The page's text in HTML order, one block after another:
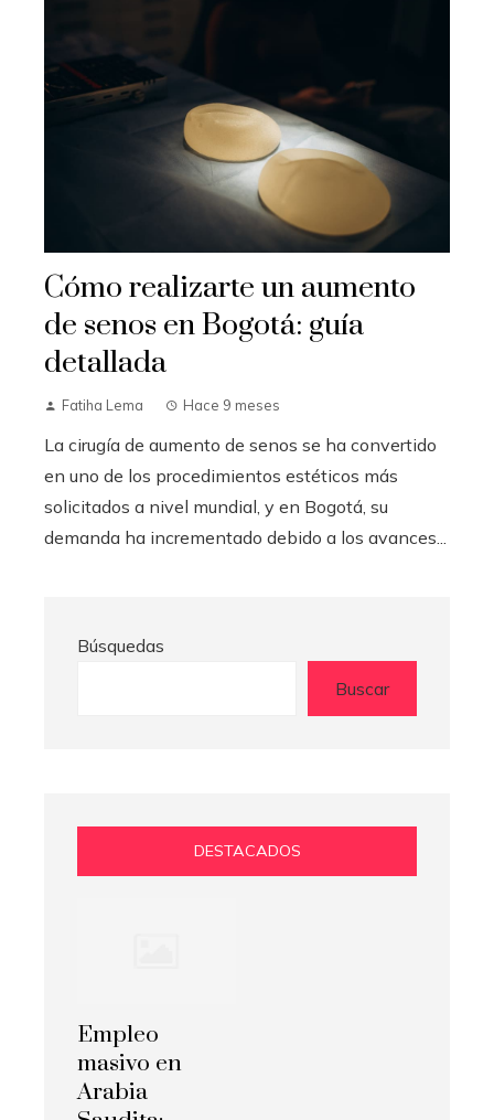
Cómo realizarte un aumento
de senos en Bogotá: guía
detallada
Fatiha Lema Hace 9 meses
La cirugía de aumento de senos se ha convertido
en uno de los procedimientos estéticos más
solicitados a nivel mundial, y en Bogotá, su
demanda ha incrementado debido a los avances...
Búsquedas
Buscar
DESTACADOS
Empleo
masivo en
Arabia